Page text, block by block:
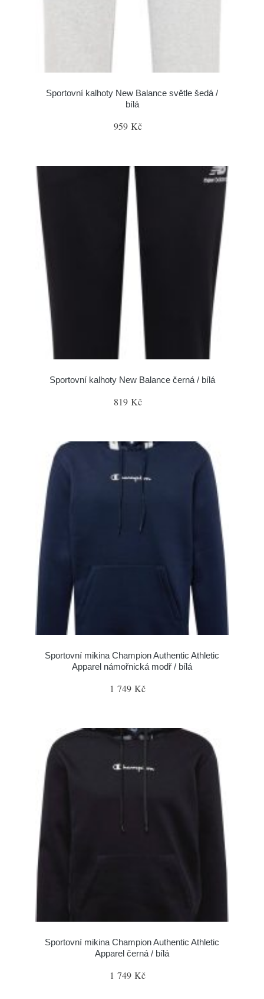
Sportovní kalhoty New Balance světle šedá /
bílá
959 Kč
Sportovní kalhoty New Balance černá / bílá
819 Kč
Sportovní mikina Champion Authentic Athletic
Apparel námořnická modř / bílá
1 749 Kč
Sportovní mikina Champion Authentic Athletic
Apparel černá / bílá
1 749 Kč